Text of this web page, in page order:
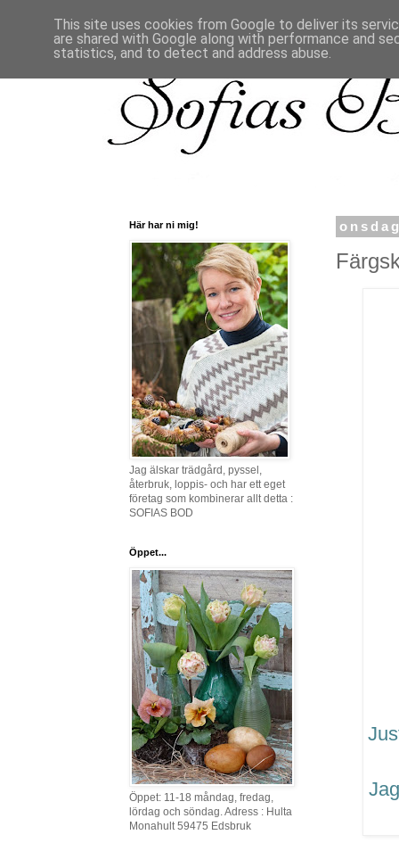
Här har ni mig!
Jag älskar trädgård, pyssel,
återbruk, loppis- och har ett eget
företag som kombinerar allt detta :
SOFIAS BOD
Öppet...
Öppet: 11-18 måndag, fredag,
lördag och söndag. Adress : Hulta
Monahult 59475 Edsbruk
This site uses cookies from Google to deliver its
are shared with Google along with performance and
statistics, and to detect and address abuse.